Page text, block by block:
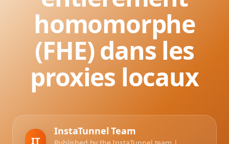
homomorphe
(FHE) dans les
proxies locaux
IT
InstaTunnel Team